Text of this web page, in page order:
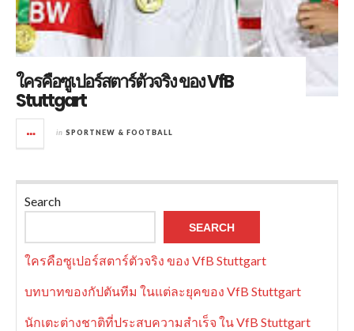
ใครคือซูเปอร์สตาร์ตัวจริง ของ VfB
Stuttgart
in SPORTNEW & FOOTBALL
Search
SEARCH
ใครคือซูเปอร์สตาร์ตัวจริง ของ VfB Stuttgart
บทบาทของกัปตันทีม ในแต่ละยุคของ VfB Stuttgart
นักเตะต่างชาติที่ประสบความสำเร็จ ใน VfB Stuttgart